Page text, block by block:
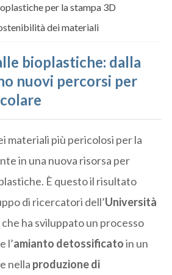
per la stampa 3D
dei materiali
bioplastiche: dalla
nuovi percorsi per
materiali più pericolosi per la
in una nuova risorsa per
È questo il risultato
di ricercatori dell’Università
che ha sviluppato un processo
l’amianto detossificatoin un
nella produzione di